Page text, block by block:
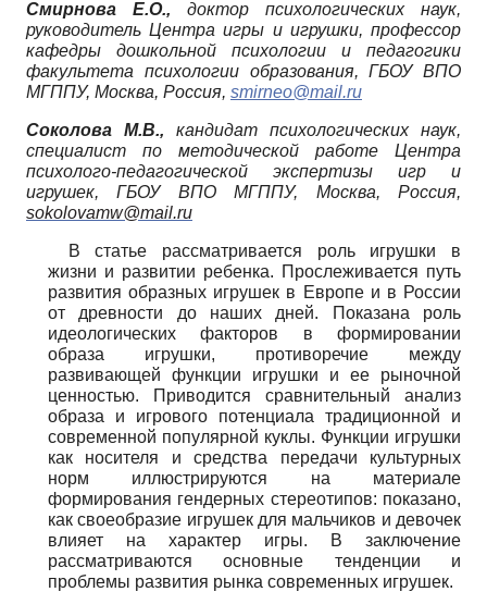
Смирнова Е.О., доктор психологических наук,
руководитель Центра игры и игрушки, профессор
кафедры дошкольной психологии и педагогики
факультета психологии образования, ГБОУ ВПО
МГППУ, Москва, Россия, smirneo@mail.ru
Соколова М.В.,
кандидат психологических наук,
специалист по методической работе Центра
психолого-педагогической экспертизы игр и
игрушек, ГБОУ ВПО МГППУ, Москва, Россия,
sokolovamw@mail.ru
В статье рассматривается роль игрушки в
жизни и развитии ребенка. Прослеживается путь
развития образных игрушек в Европе и в России
от древности до наших дней. Показана роль
идеологических факторов в формировании
образа игрушки, противоречие между
развивающей функции игрушки и ее рыночной
ценностью. Приводится сравнительный анализ
образа и игрового потенциала традиционной и
современной популярной куклы. Функции игрушки
как носителя и средства передачи культурных
норм иллюстрируются на материале
формирования гендерных стереотипов: показано,
как своеобразие игрушек для мальчиков и девочек
влияет на характер игры. В заключение
рассматриваются основные тенденции и
проблемы развития рынка современных игрушек.